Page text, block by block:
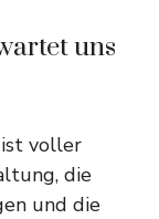
uns
voller
die
und die